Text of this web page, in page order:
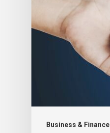
Business & Finance